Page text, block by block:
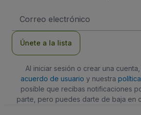
de
Únete a la lista
Al iniciar sesión o crear una
acuerdo de usuario y nuestra
posible que recibas notificaciones
parte, pero puedes darte de baja en